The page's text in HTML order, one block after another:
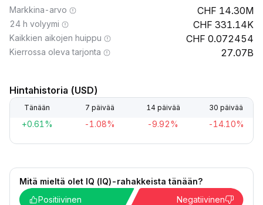
Markkina-arvo 14.30M
24 h volyymi 331.14K
Kaikkien aikojen huippu 0.072454
Kierrossa oleva tarjonta 27.07B
Hintahistoria (USD)
Tänään 7 päivää 14 päivää 30 päivää
+0.61% -1.08% -9.92% -14.10%
Mitä mieltä olet IQ (IQ)-rahakkeista tänään?
Positiivinen
Negatiivinen